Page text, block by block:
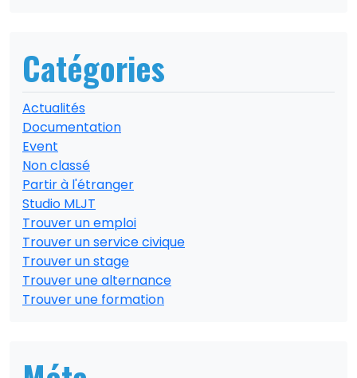
Catégories
Actualités
Documentation
Event
Non classé
Partir à l'étranger
Studio MLJT
Trouver un emploi
Trouver un service civique
Trouver un stage
Trouver une alternance
Trouver une formation